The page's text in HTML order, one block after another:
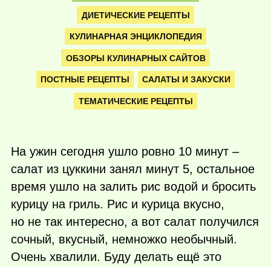
ДИЕТИЧЕСКИЕ РЕЦЕПТЫ
КУЛИНАРНАЯ ЭНЦИКЛОПЕДИЯ
ОБЗОРЫ КУЛИНАРНЫХ САЙТОВ
ПОСТНЫЕ РЕЦЕПТЫ САЛАТЫ И ЗАКУСКИ
ТЕМАТИЧЕСКИЕ РЕЦЕПТЫ
На ужин сегодня ушло ровно 10 минут –
салат из цуккини занял минут 5, остальное
время ушло на залить рис водой и бросить
курицу на гриль. Рис и курица вкусно,
но не так интересно, а вот салат получился
сочный, вкусный, немножко необычный.
Очень хвалили. Буду делать ещё это